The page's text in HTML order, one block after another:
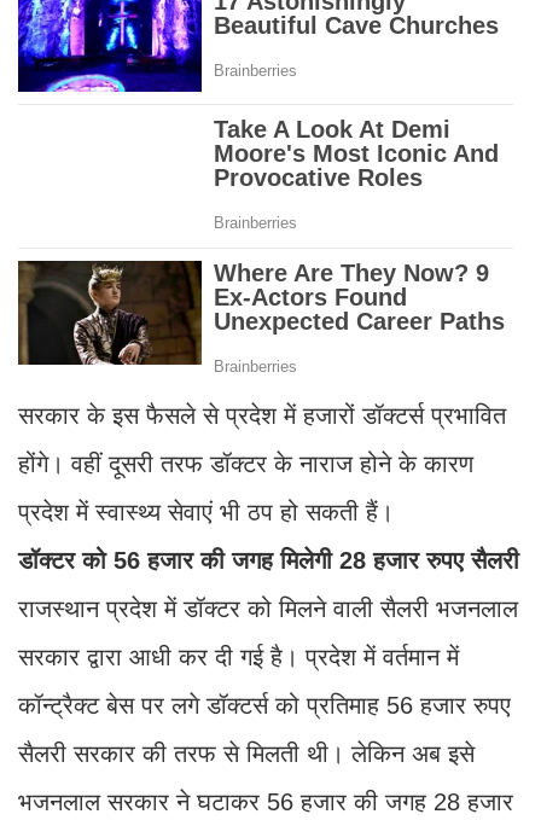
सरकार के इस फैसले से प्रदेश में हजारों डॉक्टर्स प्रभावित
होंगे। वहीं दूसरी तरफ डॉक्टर के नाराज होने के कारण
प्रदेश में स्वास्थ्य सेवाएं भी ठप हो सकती हैं।
डॉक्टर को 56 हजार की जगह मिलेगी 28 हजार रुपए सैलरी
राजस्थान प्रदेश में डॉक्टर को मिलने वाली सैलरी भजनलाल
सरकार द्वारा आधी कर दी गई है। प्रदेश में वर्तमान में
कॉन्ट्रैक्ट बेस पर लगे डॉक्टर्स को प्रतिमाह 56 हजार रुपए
सैलरी सरकार की तरफ से मिलती थी। लेकिन अब इसे
भजनलाल सरकार ने घटाकर 56 हजार की जगह 28 हजार